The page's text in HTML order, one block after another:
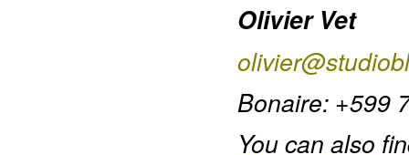
Olivier Vet
Bonaire: +599
You can also